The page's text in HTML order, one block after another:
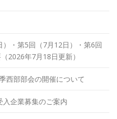
・第5回（7月12日）・第6回
2026年7月18日更新）
西部部会の開催について
企業募集のご案内